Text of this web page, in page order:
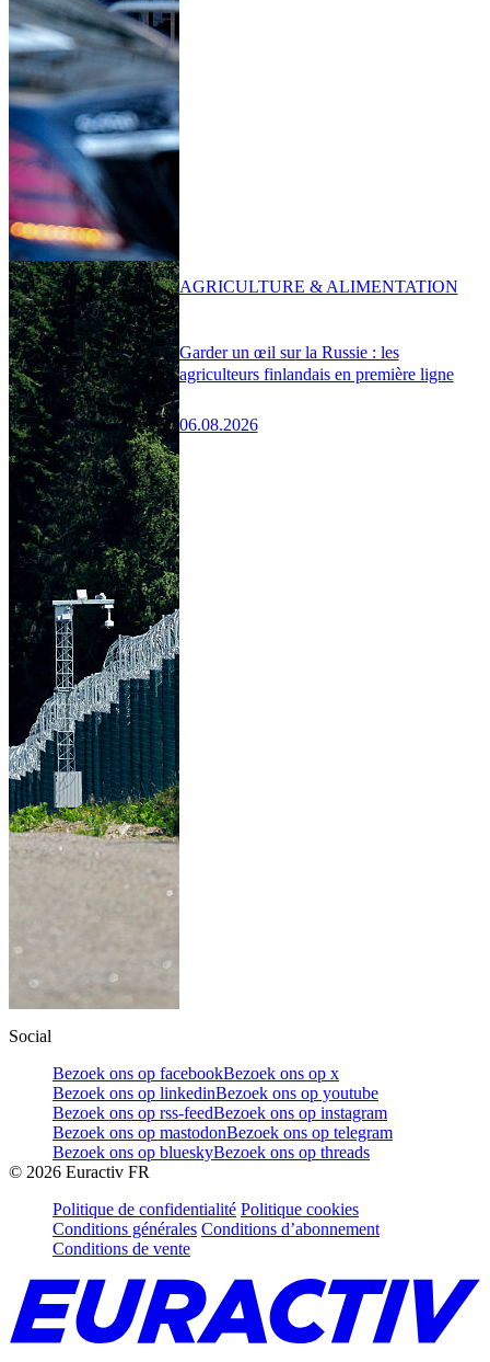
Garder un œil sur la Russie : les
agriculteurs finlandais en première ligne
06.08.2026
AGRICULTURE & ALIMENTATION
Social
Bezoek ons op facebookBezoek ons op x
Bezoek ons op linkedinBezoek ons op youtube
Bezoek ons op rss-feedBezoek ons op instagram
Bezoek ons op mastodonBezoek ons op telegram
Bezoek ons op blueskyBezoek ons op threads
© 2026 Euractiv FR
Politique de confidentialité Politique cookies
Conditions générales Conditions d’abonnement
Conditions de vente